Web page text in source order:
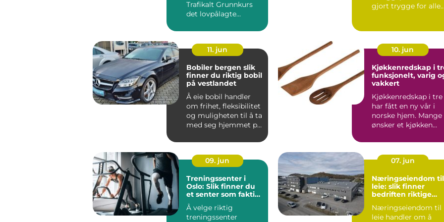
Trafikalt Grunnkurs
det lovpålagte
g...
gjort trygge for alle
11. jun
Bobiler bergen slik
finner du riktig bobil
på vestlandet
Å eie bobil handler
om frihet, fleksibilitet
og muligheten til å ta
med seg hjemmet på
10. jun
Kjøkkenredskap i
funksjonelt, varig
vakkert
Kjøkkenredskap i tre
har fått en ny vår i
norske hjem. Mange
ønsker et kjøkken
innbyden...
09. jun
Treningssenter i
Oslo: Slik finner du
et senter som faktisk
blir brukt
Å velge riktig
treningssenter
07. jun
Næringseiendom til
leie: slik finner
bedriften riktige
Næringseiendom til
leie handler om å